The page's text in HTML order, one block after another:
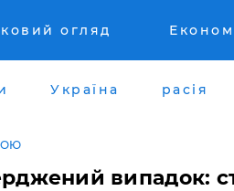
огляд
Україна расія
випадок: